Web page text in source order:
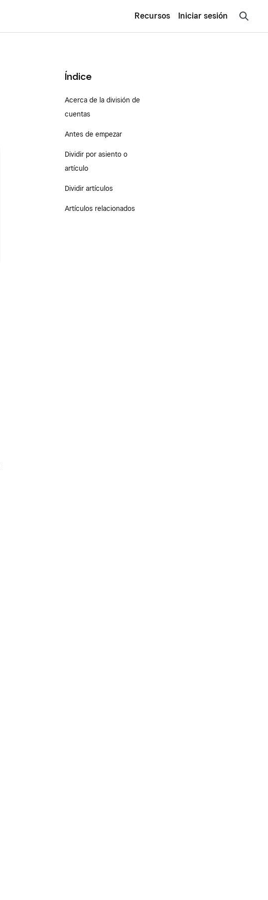
Recursos Iniciar sesión
Índice
Acerca de la división de
cuentas
Antes de empezar
Dividir por asiento o
artículo
Dividir artículos
Artículos relacionados